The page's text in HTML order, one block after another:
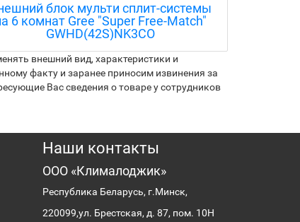
блок мульти сплит-системы
6 комнат Gree "Super Free-Match"
GWHD(42S)NK3CO
внешний вид, характеристики и
факту и заранее приносим извинения за
Вас сведения о товаре у сотрудников
Наши контакты
ООО «Клималоджик»
Республика Беларусь, г.Минск,
220099,ул. Брестская, д. 87, пом. 10Н